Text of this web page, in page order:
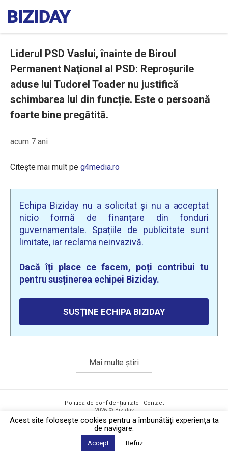
Liderul PSD Vaslui, înainte de Biroul
Permanent Naţional al PSD: Reproșurile
aduse lui Tudorel Toader nu justifică
schimbarea lui din funcție. Este o persoană
foarte bine pregătită.
acum 7 ani
Citește mai mult pe g4media.ro
Echipa Biziday nu a solicitat și nu a acceptat
nicio formă de finanțare din fonduri
guvernamentale. Spațiile de publicitate sunt
limitate, iar reclama neinvazivă.
Dacă îți place ce facem, poți contribui tu
pentru susținerea echipei Biziday.
SUSȚINE ECHIPA BIZIDAY
Mai multe știri
Politica de confidențialitate · Contact
2026 © Biziday
Acest site foloseşte cookies pentru a îmbunătăți experiența ta
de navigare.
Accept Refuz